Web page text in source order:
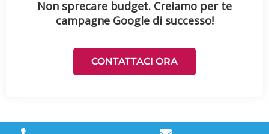
Non sprecare budget. Creiamo per te
campagne Google di successo!
CONTATTACI ORA